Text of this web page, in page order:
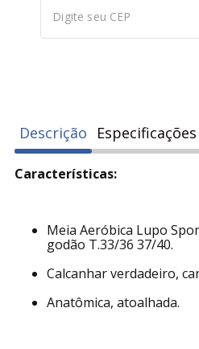
Descrição
Características:
Meia Aeróbica Lupo
godão T.33/36 37/40.
Calcanhar verdadeiro,
Anatômica, atoalhada.